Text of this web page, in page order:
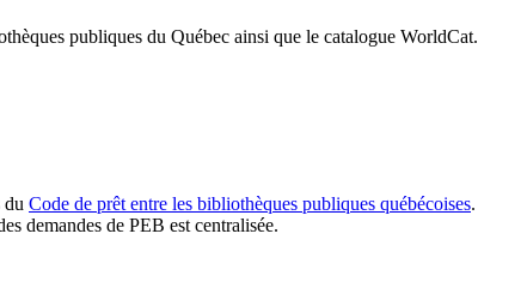
publiques du Québec ainsi que le catalogue WorldCat.
du Code de prêt entre les bibliothèques publiques québécoises.
demandes de PEB est centralisée.